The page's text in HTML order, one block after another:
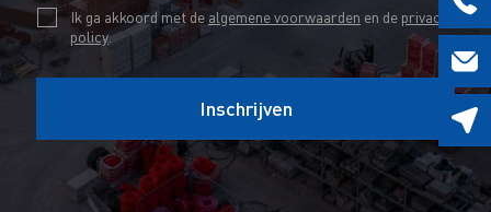
x
-
C
h
e
k
Ik ga akkoord met de algemene voorwaarden en de privacy
policy.
Inschrijven